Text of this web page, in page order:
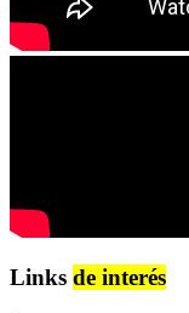
Links de interés